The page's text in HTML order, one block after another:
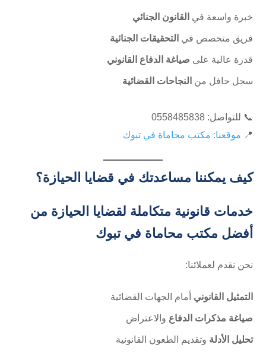
خبرة واسعة في القانون الجنائي
فريق متخصص في التحقيقات الجنائية
قدرة عالية على صياغة الدفاع القانوني
سجل حافل من النجاحات القضائية
📞 للتواصل: ⁦0558485838⁩
📍 موقعنا: مكتب محاماة في تبوك
كيف يمكننا مساعدتك في قضايا الحيازة؟
خدمات قانونية متكاملة لقضايا الحيازة من
أفضل مكتب محاماة في تبوك
نحن نقدم لعملائنا:
التمثيل القانوني أمام الجهات القضائية
صياغة مذكرات الدفاع والاعتراض
تحليل الأدلة وتقديم الطعون القانونية